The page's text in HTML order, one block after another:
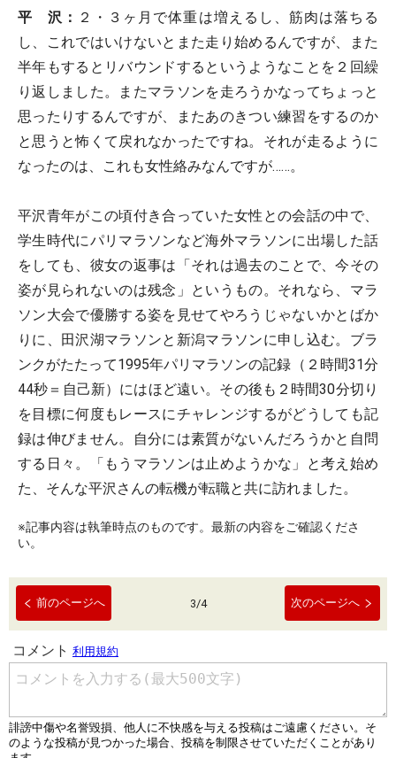
平 沢： ２・３ヶ月で体重は増えるし、筋肉は落ちる
し、これではいけないとまた走り始めるんですが、また
半年もするとリバウンドするというようなことを２回繰
り返しました。またマラソンを走ろうかなってちょっと
思ったりするんですが、またあのきつい練習をするのか
と思うと怖くて戻れなかったですね。それが走るように
なったのは、これも女性絡みなんですが……。
平沢青年がこの頃付き合っていた女性との会話の中で、
学生時代にパリマラソンなど海外マラソンに出場した話
をしても、彼女の返事は「それは過去のことで、今その
姿が見られないのは残念」というもの。それなら、マラ
ソン大会で優勝する姿を見せてやろうじゃないかとばか
りに、田沢湖マラソンと新潟マラソンに申し込む。ブラ
ンクがたたって1995年パリマラソンの記録（２時間31分
44秒＝自己新）にはほど遠い。その後も２時間30分切り
を目標に何度もレースにチャレンジするがどうしても記
録は伸びません。自分には素質がないんだろうかと自問
する日々。「もうマラソンは止めようかな」と考え始め
た、そんな平沢さんの転機が転職と共に訪れました。
※記事内容は執筆時点のものです。最新の内容をご確認くださ
い。
前のページへ 3/4 次のページへ